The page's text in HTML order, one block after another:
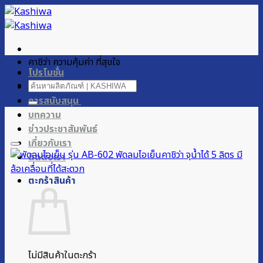
ข้าม
ไป
เนื้อหา
โปรโมชั่น
ผลิตภัณฑ์ของเรา
การสนับสนุน
บทความ
ข่าวประชาสัมพันธ์
เกี่ยวกับเรา
ติดต่อเรา
ตะกร้าสินค้า
ไม่มีสินค้าในตะกร้า
คาชิว่า ความคุ้มค่า ที่สุขใจ
ค้นหา: